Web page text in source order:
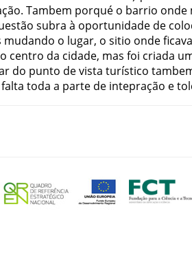
. Tambem porqué o barrio onde
subra à oportunidade de
mudando o lugar, o sitio ondeficava
centro da cidade, mas foi criada
do punto devista turístico
falta toda a parte de intepração e